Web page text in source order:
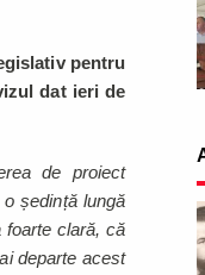
pentru
dat ieri de
de proiect
ședință lungă
clară, că
departe acest